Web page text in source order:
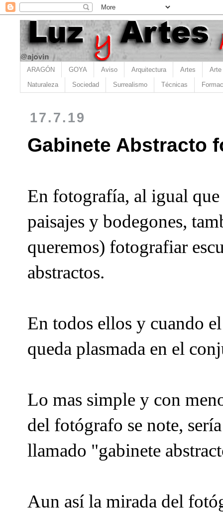
ARAGÓN GOYA Aviso Arquitectura Artes Arte
Naturaleza Sociedad Surrealismo Técnicas
17.7.19
Gabinete Abstracto
En fotografía, al igual que
paisajes y bodegones,
queremos) fotografiar
abstractos.
En todos ellos y cuando
queda plasmada en el
Lo mas simple y con
del fotógrafo se note,
llamado "gabinete
Aun así la mirada del